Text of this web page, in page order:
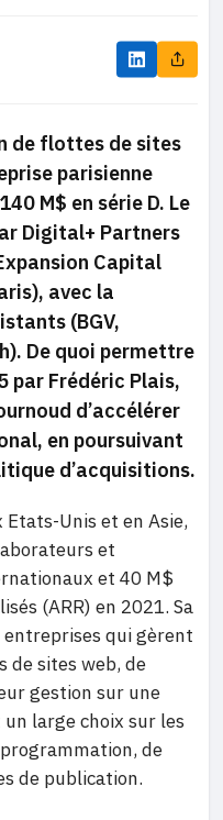
de flottes de sites
parisienne
M$ en série D. Le
Digital+ Partners
Capital
avec la
(BGV,
De quoi permettre
par Frédéric Plais,
d’accélérer
en poursuivant
d’acquisitions.
Etats-Unis et en Asie,
et
et 40 M$
(ARR) en 2021. Sa
qui gèrent
de sites web, de
gestion sur une
large choix sur les
de
de publication.